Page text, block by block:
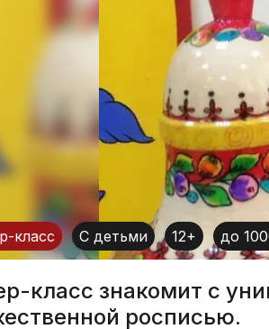
класс С детьми 12+ до
класс знакомит с
росписью.